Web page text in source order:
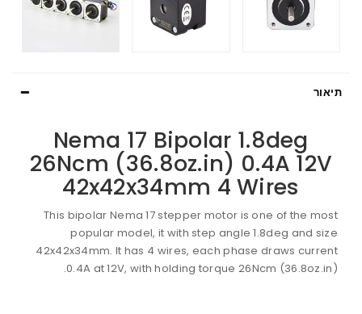
Nema 17 Bipolar
26Ncm (36.8oz.in)
42x42x34mm 4
This bipolar Nema 17 stepper motor is
popular model, it with step angle
42x42x34mm. It has 4 wires, each
0.4A at 12V, with holding torque